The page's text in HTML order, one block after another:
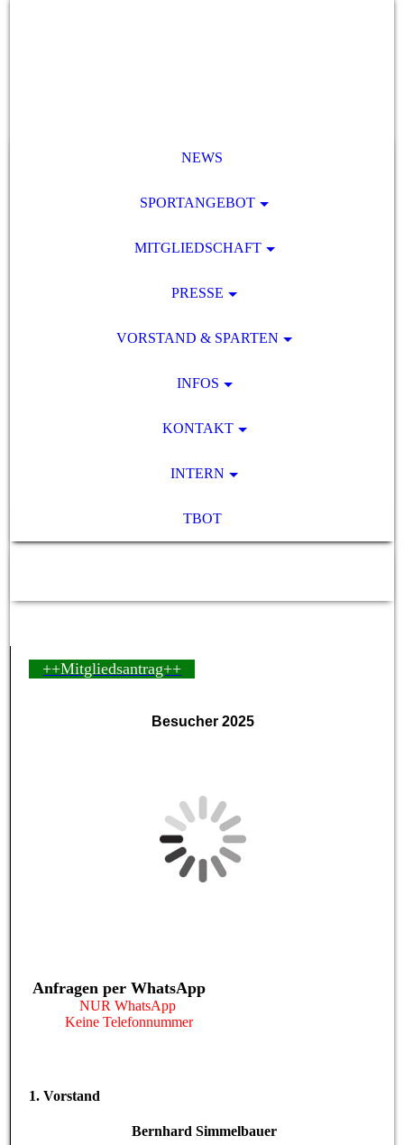
NEWS
SPORTANGEBOT
MITGLIEDSCHAFT
PRESSE
VORSTAND & SPARTEN
INFOS
KONTAKT
INTERN
TBOT
++Mitgliedsantrag++
Besucher 2025
Anfragen per WhatsApp
NUR WhatsApp
Keine Telefonnummer
1. Vorstand
Bernhard Simmelbauer